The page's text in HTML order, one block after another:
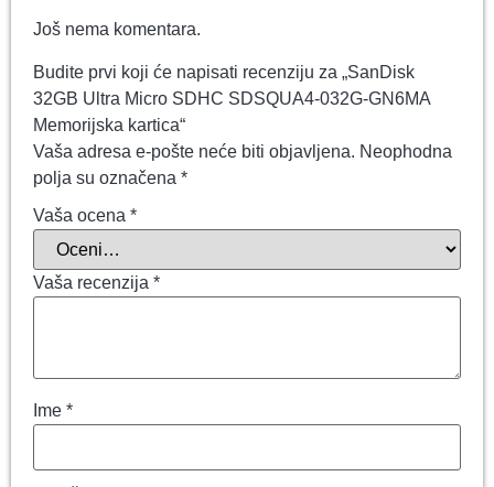
Još nema komentara.
Budite prvi koji će napisati recenziju za „SanDisk
32GB Ultra Micro SDHC SDSQUA4-032G-GN6MA
Memorijska kartica“
Vaša adresa e-pošte neće biti objavljena. Neophodna
polja su označena *
Vaša ocena *
Vaša recenzija *
Ime *